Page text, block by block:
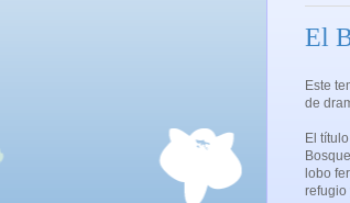
El
Este
de
El
lobo
refugio